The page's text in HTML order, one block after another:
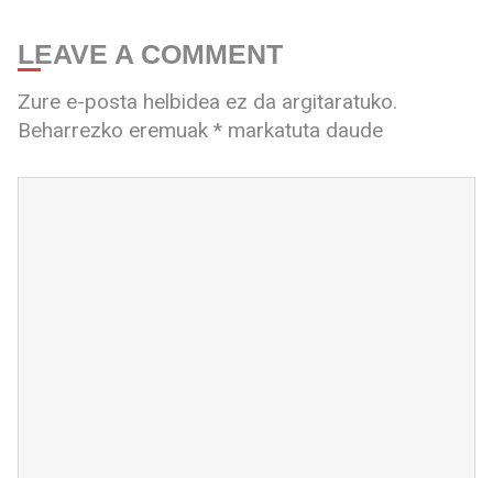
LEAVE A COMMENT
Zure e-posta helbidea ez da argitaratuko.
Beharrezko eremuak *markatuta daude